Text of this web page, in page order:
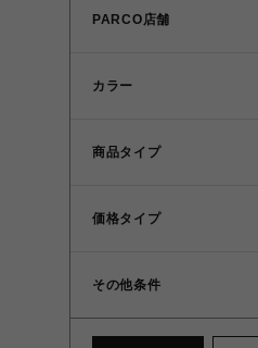
PARCO店舗
カラー
商品タイプ
価格タイプ
その他条件